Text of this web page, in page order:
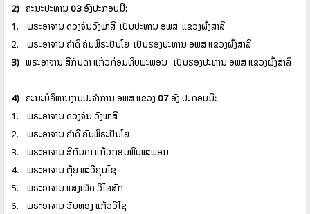
2) ຄະນະປະທານ03ອົງປະກອບມີ:
1. ພຣະອາຈານດວງຈັນວົງພາສີ ເປັນປະທານອພສ ແຂວງຜົ້ງສາລີ
2. ພຣະອາຈານຄໍາດີຄັມພິຣະປັນໂຍ ເປັນຮອງປະທານອພສແຂວງຜົ້ງສາລີ
3) ພຣະອາຈານສີກັນດາແກ້ວກ່ອມທິບພະພອນ ເປັນຮອງປະທານອພສແຂວງຜົ້ງສາລີ
4) ຄະນະບໍລິຫານງານປະຈໍາການອພສແຂວງ07ອົງປະກອບມີ:
1. ພຣະອາຈານດວງຈັນວົງພາສີ
2. ພຣະອາຈານຄໍາດີຄັມພິຣະປັນໂຍ
3. ພຣະອາຈານສິກັນດາແກ້ວກ່ອມທິບພະພອນ
4. ພຣະອາຈານຕຸ້ຍທະວີຄຸນໄຊ
5. ພຣະອາຈານແສງເພັດວິໄລສັກ
6. ພຣະອາຈານວັນທອງແກ້ວວີໄຊ